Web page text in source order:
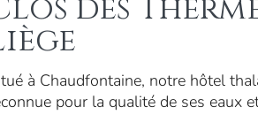
des
à Chaudfontaine, notre hôtel
pour la qualité de ses eaux